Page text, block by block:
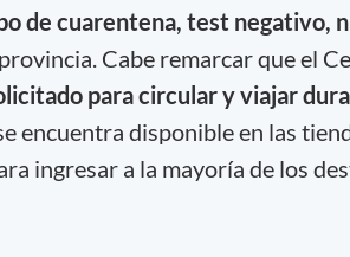
de cuarentena, test negativo,
Cabe remarcar que el
para circular y viajar
encuentra disponible en las
ingresar a la mayoría de los